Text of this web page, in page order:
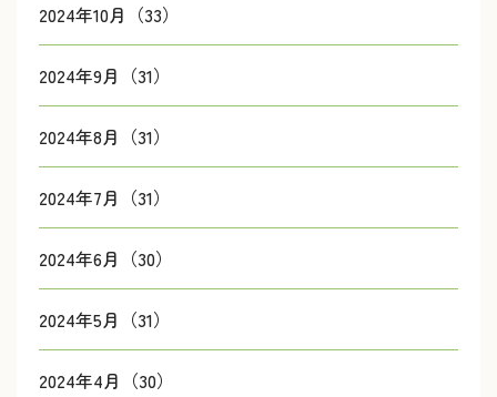
2024年10月（33）
2024年9月（31）
2024年8月（31）
2024年7月（31）
2024年6月（30）
2024年5月（31）
2024年4月（30）